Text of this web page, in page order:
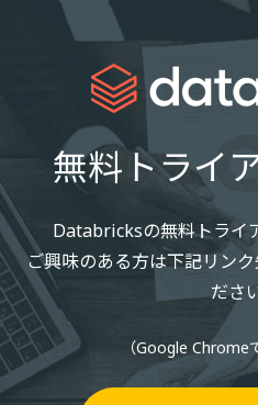
無料トライ
Databricksの無料トライ
ご興味のある方は下記リン
ださ
（Google Chrome